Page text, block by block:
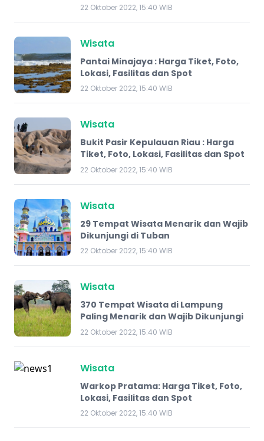
22 Oktober 2022, 15:40 WIB
Wisata
Pantai Minajaya : Harga Tiket, Foto,
Lokasi, Fasilitas dan Spot
22 Oktober 2022, 15:40 WIB
Wisata
Bukit Pasir Kepulauan Riau : Harga
Tiket, Foto, Lokasi, Fasilitas dan Spot
22 Oktober 2022, 15:40 WIB
Wisata
29 Tempat Wisata Menarik dan Wajib
Dikunjungi di Tuban
22 Oktober 2022, 15:40 WIB
Wisata
370 Tempat Wisata di Lampung
Paling Menarik dan Wajib Dikunjungi
22 Oktober 2022, 15:40 WIB
Wisata
Warkop Pratama: Harga Tiket, Foto,
Lokasi, Fasilitas dan Spot
22 Oktober 2022, 15:40 WIB